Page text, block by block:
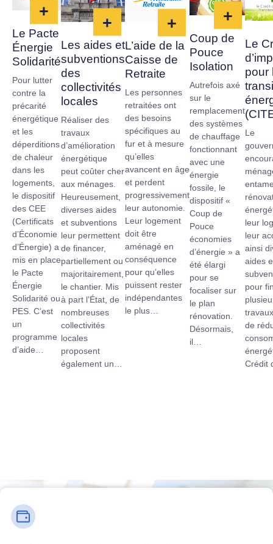
+
Le Pacte
Énergie
Solidarité
Pour lutter
contre la
précarité
énergétique
et les
déperditions
de chaleur
dans les
logements,
le dispositif
des CEE
(Certificats
d’Économie
d’Énergie) a
mis en place
le Pacte
Énergie
Solidarité ou
PES. C’est
un
programme
d’aide…
+
Les aides et
subventions
des
collectivités
locales
Réaliser des
travaux
d’amélioration
énergétique
peut coûter cher
aux ménages.
Heureusement,
diverses aides
et subventions
leur permettent
de financer,
partiellement ou
majoritairement,
le chantier. Mis
à part l’État, de
nombreuses
collectivités
locales
proposent
également un…
+
L’aide de la
Caisse de
Retraite
Les personnes
retraitées ont
des besoins
spécifiques au
fur et à mesure
qu’elles
avancent en âge
et perdent
progressivement
leur autonomie.
Leur logement
doit être
aménagé en
conséquence
pour qu’elles
puissent rester
indépendantes
le plus…
+
Coup de
Pouce
Isolation
Autrefois axé
sur le
remplacement
des systèmes
de chauffage
fonctionnant
avec une
énergie
fossile, le
dispositif «
Coup de
Pouce
économies
d’énergie » a
été élargi
pour se
focaliser sur
le plan
rénovation.
Désormais,
il…
Le
pour
Le
leur
leur
ainsi
aides
pour
de
Crédit